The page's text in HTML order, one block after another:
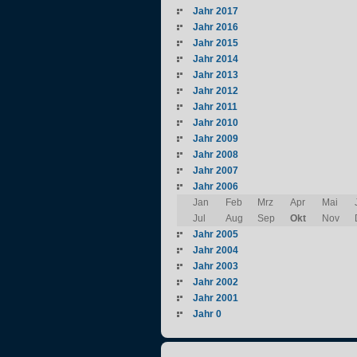
Jahr 2017
Jahr 2016
Jahr 2015
Jahr 2014
Jahr 2013
Jahr 2012
Jahr 2011
Jahr 2010
Jahr 2009
Jahr 2008
Jahr 2007
Jahr 2006
Jan
Feb Mrz Apr Mai
Jul
Aug Sep Okt Nov
Jahr 2005
Jahr 2004
Jahr 2003
Jahr 2002
Jahr 2001
Jahr 0